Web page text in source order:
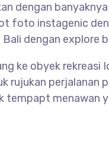
dengan
foto instagenic
dengan
ke obyek rekreasi
rujukan
tempapt menawan